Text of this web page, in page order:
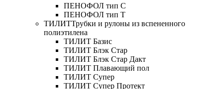
ПЕНОФОЛ тип C
ПЕНОФОЛ тип T
ТИЛИТТрубки и рулоны из вспененного
полиэтилена
ТИЛИТ Базис
ТИЛИТ Блэк Стар
ТИЛИТ Блэк Стар Дакт
ТИЛИТ Плавающий пол
ТИЛИТ Супер
ТИЛИТ Супер Протект